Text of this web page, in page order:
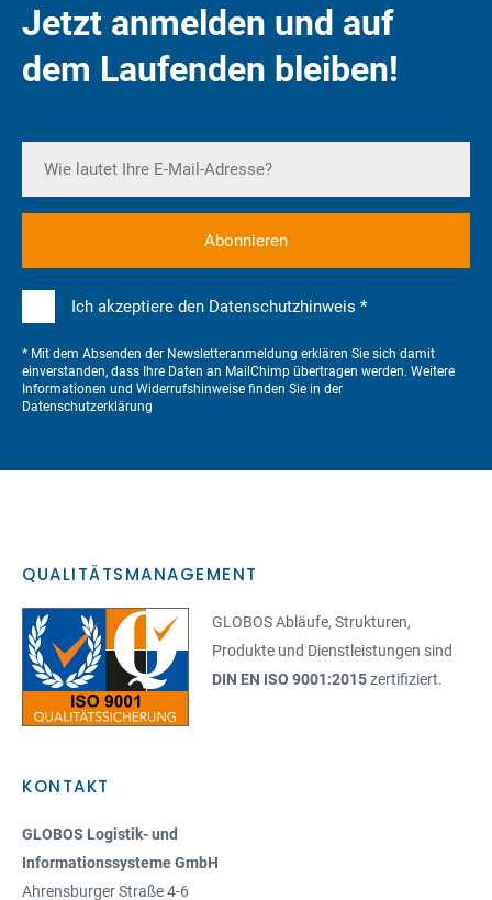
Jetzt anmelden und auf
dem Laufenden bleiben!
Ich akzeptiere den Datenschutzhinweis *
* Mit dem Absenden der Newsletteranmeldung erklären Sie sich damit
einverstanden, dass Ihre Daten an MailChimp übertragen werden. Weitere
Informationen und Widerrufshinweise finden Sie in der
Datenschutzerklärung
QUALITÄTSMANAGEMENT
GLOBOS Abläufe, Strukturen,
Produkte und Dienstleistungen sind
DIN EN ISO 9001:2015zertifiziert.
KONTAKT
GLOBOS Logistik- und
Informationssysteme GmbH
Ahrensburger Straße 4-6